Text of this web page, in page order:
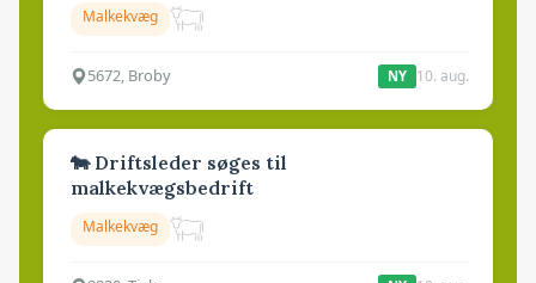
Malkekvæg
5672, Broby NY 10. aug.
🐄 Driftsleder søges til
malkekvægsbedrift
Malkekvæg